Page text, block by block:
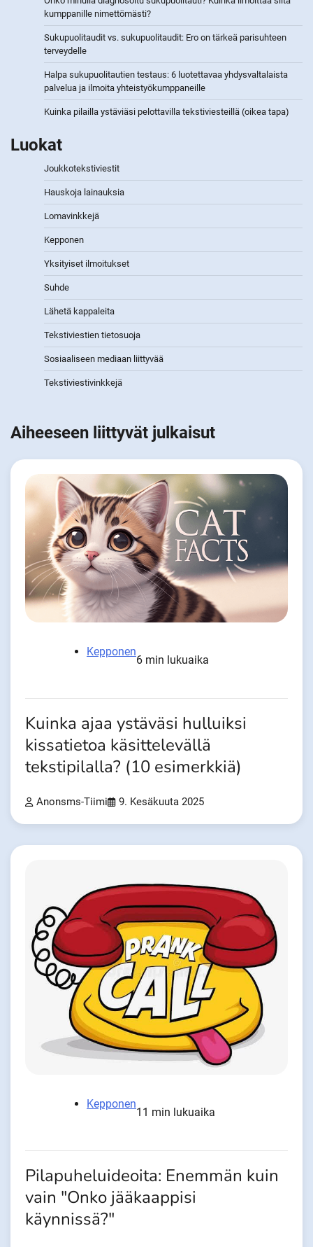
kumppanille nimettömästi?
Sukupuolitaudit vs. sukupuolitaudit: Ero on tärkeä parisuhteen
terveydelle
Halpa sukupuolitautien testaus: 6 luotettavaa yhdysvaltalaista
palvelua ja ilmoita yhteistyökumppaneille
Kuinka pilailla ystäviäsi pelottavilla tekstiviesteillä (oikea tapa)
Luokat
Joukkotekstiviestit
Hauskoja lainauksia
Lomavinkkejä
Kepponen
Yksityiset ilmoitukset
Suhde
Lähetä kappaleita
Tekstiviestien tietosuoja
Sosiaaliseen mediaan liittyvää
Tekstiviestivinkkejä
Aiheeseen liittyvät julkaisut
Kepponen
6 min lukuaika
Kuinka ajaa ystäväsi hulluiksi
kissatietoa käsittelevällä
tekstipilalla? (10 esimerkkiä)
Anonsms-Tiimi 9. Kesäkuuta 2025
Kepponen
11 min lukuaika
Pilapuheluideoita: Enemmän kuin
vain "Onko jääkaappisi
käynnissä?"